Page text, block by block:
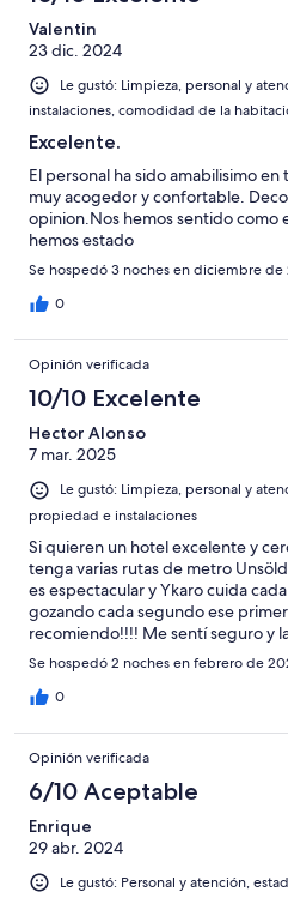
Valentin
23 dic. 2024
Le gustó: Limpieza, personal y
instalaciones, comodidad de la
Excelente.
El personal ha sido amabilisimo
muy acogedor y confortable.
opinion.Nos hemos sentido como
hemos estado
Se hospedó 3 noches en diciembre de
0
Opinión verificada
10/10 Excelente
Hector Alonso
7 mar. 2025
Le gustó: Limpieza, personal y
propiedad e instalaciones
Si quieren un hotel excelente y
tenga varias rutas de metro
es espectacular y Ykaro cuida
gozando cada segundo ese
recomiendo!!!! Me sentí seguro y
muy amplia. Baño súper bueno y la
Se hospedó 2 noches en febrero de
0
Opinión verificada
6/10 Aceptable
Enrique
29 abr. 2024
Le gustó: Personal y atención,